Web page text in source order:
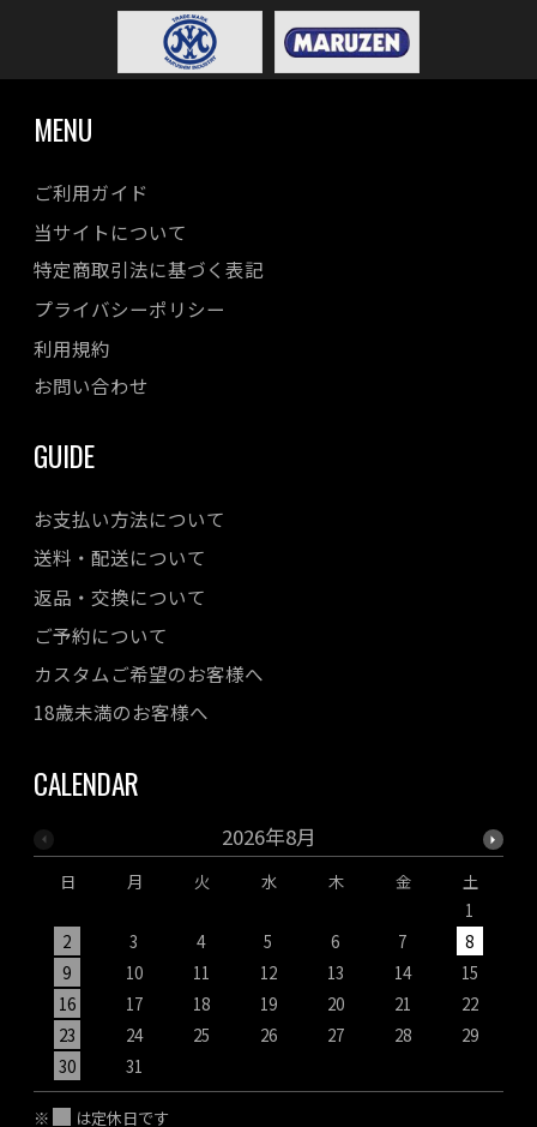
MENU
ご利用ガイド
当サイトについて
特定商取引法に基づく表記
プライバシーポリシー
利用規約
お問い合わせ
GUIDE
お支払い方法について
送料・配送について
返品・交換について
ご予約について
カスタムご希望のお客様へ
18歳未満のお客様へ
CALENDAR
2026年8月
日 月 火 水 木 金
土
1
2
3 4 5 6 7
8
9
10 11 12 13 14
15
16
17 18 19 20 21
22
23
24 25 26 27 28
29
30
31
※ は定休日です